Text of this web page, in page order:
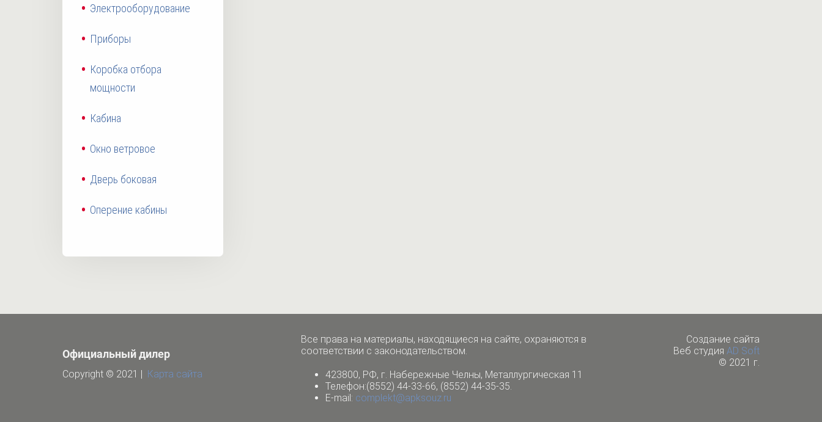
Электрооборудование
Приборы
Коробка отбора
мощности
Кабина
Окно ветровое
Дверь боковая
Оперение кабины
Официальный дилер
Copyright © 2021 | Карта сайта
Все права на материалы, находящиеся на сайте, охраняются в
соответствии с законодательством.
423800, РФ, г. Набережные Челны, Металлургическая 11
Телефон:(8552) 44-33-66, (8552) 44-35-35.
E-mail: complekt@apksouz.ru
Cоздание сайта
Веб студия AD Soft
© 2021 г.